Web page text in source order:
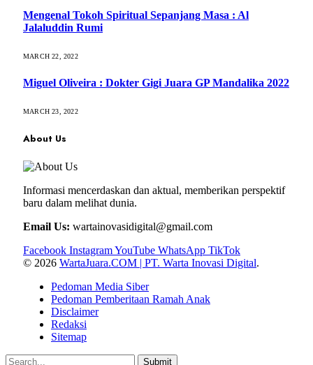
Mengenal Tokoh Spiritual Sepanjang Masa : Al
Jalaluddin Rumi
MARCH 22, 2022
Miguel Oliveira : Dokter Gigi Juara GP Mandalika 2022
MARCH 23, 2022
About Us
Informasi mencerdaskan dan aktual, memberikan perspektif
baru dalam melihat dunia.
Email Us: wartainovasidigital@gmail.com
Facebook InstagramYouTube WhatsApp TikTok
© 2026 WartaJuara.COM | PT. Warta Inovasi Digital.
Pedoman Media Siber
Pedoman Pemberitaan Ramah Anak
Disclaimer
Redaksi
Sitemap
Submit